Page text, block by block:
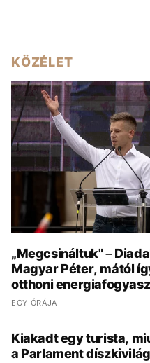
KÖZÉLET
„Megcsináltuk" –
Magyar Péter, mától
otthoni
EGY ÓRÁJA
Kiakadt egy turista,
a Parlament